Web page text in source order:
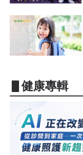
▋健康專輯